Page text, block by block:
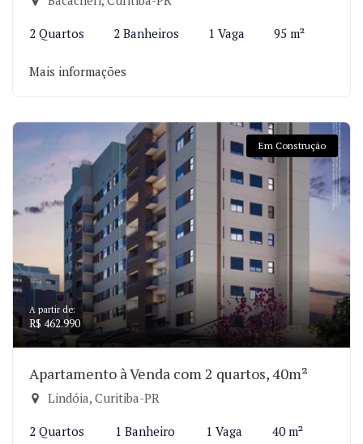
2 Quartos 2 Banheiros 1 Vaga 95 m²
Mais informações
Em Construção
A partir de:
R$ 462.990
Apartamento à Venda com 2 quartos, 40m²
Lindóia, Curitiba-PR
2 Quartos 1 Banheiro 1 Vaga 40 m²